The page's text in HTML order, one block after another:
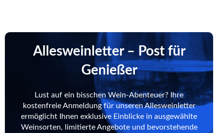
Allesweinletter – Post für
Genießer
Lust auf ein bisschen Wein-Abenteuer? Ihre
kostenfreie Anmeldung für unseren Allesweinletter
ermöglicht Ihnen exklusive Einblicke in ausgewählte
Weinsorten, limitierte Angebote und bevorstehende